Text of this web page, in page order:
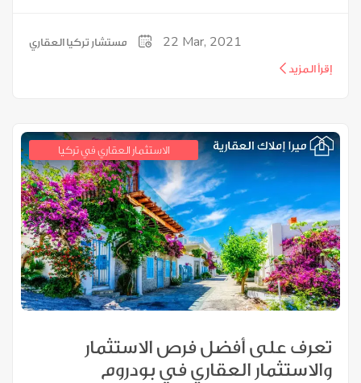
مستشار تركيا العقاري 22 Mar, 2021
إقرأ المزيد
الاستثمار العقاري في تركيا
تعرف على أفضل فرص الاستثمار
والاستثمار العقاري في بودروم